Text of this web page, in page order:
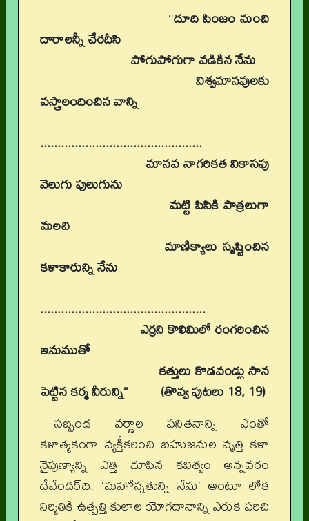
‘‘దూది పింజం నుంచి
దారాలన్నీ చేరదీసి
పోగుపోగుగా వడికిన నేను
విశ్వమానవులకు
వస్త్రాలందించిన వాన్ని
...............................................
మానవ నాగరికత వికాసపు
వెలుగు పులుగును
మట్టి పిసికి పాత్రలుగా
మలచి
మాణిక్యాలు సృష్టించిన
కళాకారున్ని నేను
................................................
ఎర్రని కొలిమిలో రంగరించిన
ఇనుముతో
కత్తులు కొడవండ్లు సాన
పెట్టిన కర్మ వీరున్ని’’ (తొవ్వ పుటలు 18, 19)
సబ్బండ వర్ణాల పనితనాన్ని ఎంతో
కళాత్మకంగా వ్యక్తీకరించి బహుజనుల వృత్తి కళా
నైపుణ్యాన్ని ఎత్తి చూపిన కవిత్వం అన్నవరం
దేవేందర్‌ది. ‘మహోన్నతున్ని నేను’ అంటూ లోక
నిర్మితికి ఉత్పత్తి కులాల యోగదానాన్ని ఎరుక పరిచి